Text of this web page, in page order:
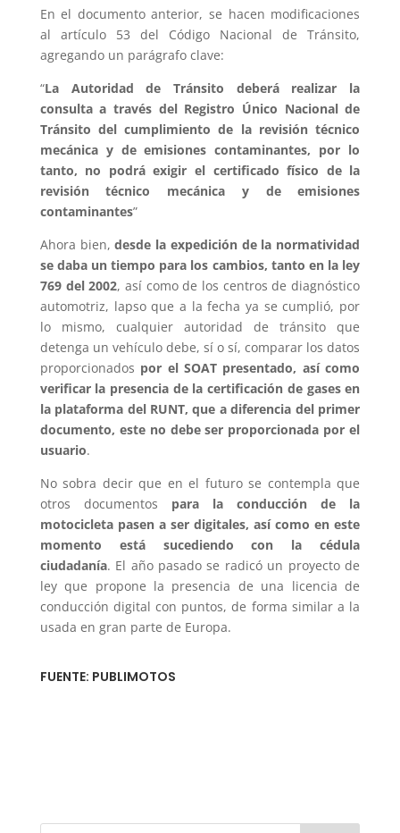
En el documento anterior, se hacen modificaciones
al artículo 53 del Código Nacional de Tránsito,
agregando un parágrafo clave:
“La Autoridad de Tránsito deberá realizar la
consulta a través del Registro Único Nacional de
Tránsito del cumplimiento de la revisión técnico
mecánica y de emisiones contaminantes, por lo
tanto, no podrá exigir el certificado físico de la
revisión técnico mecánica y de emisiones
contaminantes”
Ahora bien,desde la expedición de la normatividad
se daba un tiempo para los cambios, tanto en la ley
769 del 2002, así como de los centros de diagnóstico
automotriz, lapso que a la fecha ya se cumplió, por
lo mismo, cualquier autoridad de tránsito que
detenga un vehículo debe, sí o sí, comparar los datos
proporcionados por el SOAT presentado, así como
verificar la presencia de la certificación de gases en
la plataforma del RUNT, que a diferencia del primer
documento, este no debe ser proporcionada por el
usuario.
No sobra decir que en el futuro se contempla que
otros documentos para la conducción de la
motocicleta pasen a ser digitales, así como en este
momento está sucediendo con la cédula
ciudadanía. El año pasado se radicó un proyecto de
ley que propone la presencia de una licencia de
conducción digital con puntos, de forma similar a la
usada en gran parte de Europa.
FUENTE: PUBLIMOTOS